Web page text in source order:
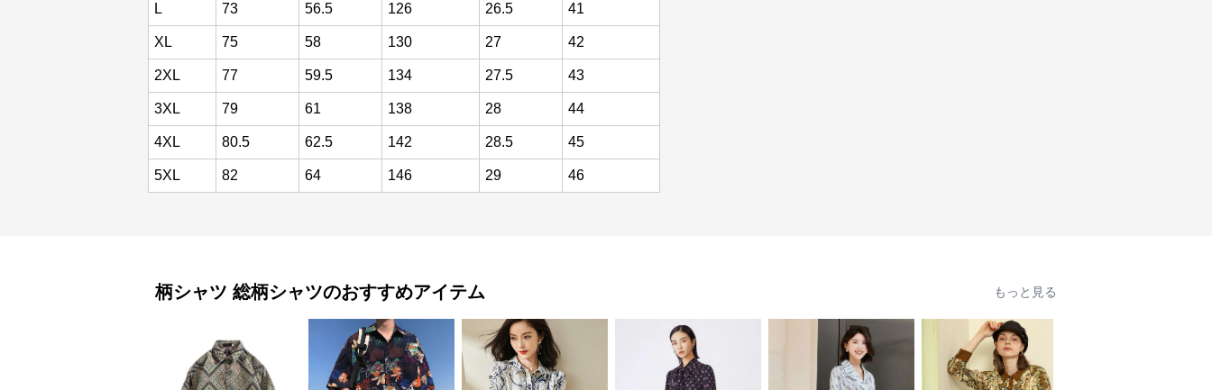
L 73 56.5 126 26.5 41
XL 75 58 130 27 42
2XL 77 59.5 134 27.5 43
3XL 79 61 138 28 44
4XL 80.5 62.5 142 28.5 45
5XL 82 64 146 29 46
柄シャツ 総柄シャツのおすすめアイテム もっと見る